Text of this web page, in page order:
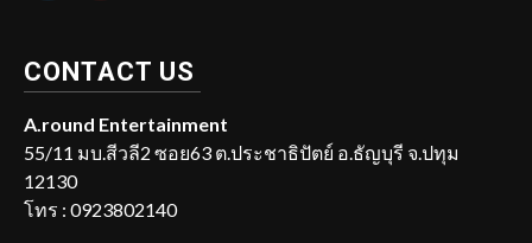
CONTACT US
A.round Entertainment
55/11 มบ.สีวลี2 ซอย63 ต.ประชาธิปัตย์ อ.ธัญบุรี จ.ปทุม
12130
โทร : 0923802140